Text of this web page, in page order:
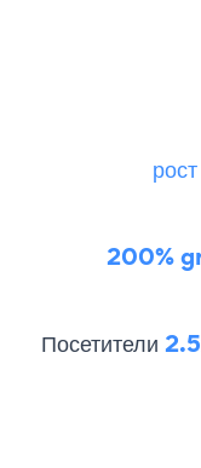
200%
Посетители